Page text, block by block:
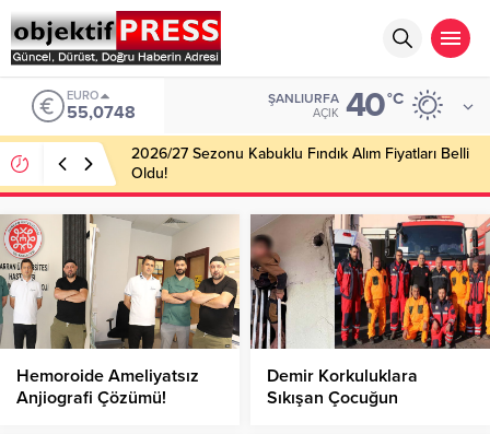
EURO
55,0748
ŞANLIURFA
AÇIK 40°C
2026/27 Sezonu Kabuklu Fındık Alım Fiyatları Belli
Oldu!
Hemoroide Ameliyatsız
Anjiografi Çözümü!
Demir Korkuluklara
Sıkışan Çocuğun